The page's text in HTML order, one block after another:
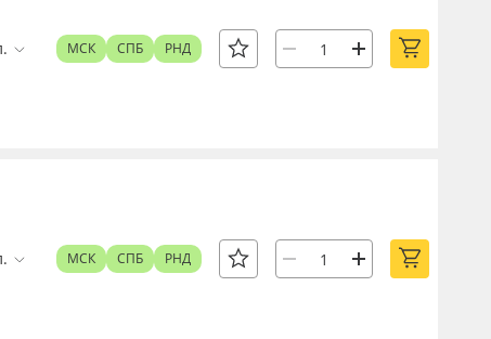
МСК СПБ РНД
МСК СПБ РНД